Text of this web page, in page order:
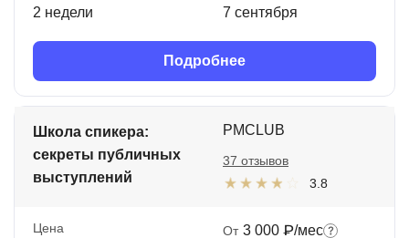
2 недели 7 сентября
Подробнее
Школа спикера:
секреты публичных
выступлений
PMCLUB
3.8
37 отзывов
Цена От 3 000 ₽/мес